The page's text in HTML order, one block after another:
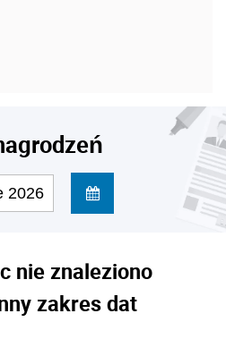
2026
nie znaleziono
zakres dat